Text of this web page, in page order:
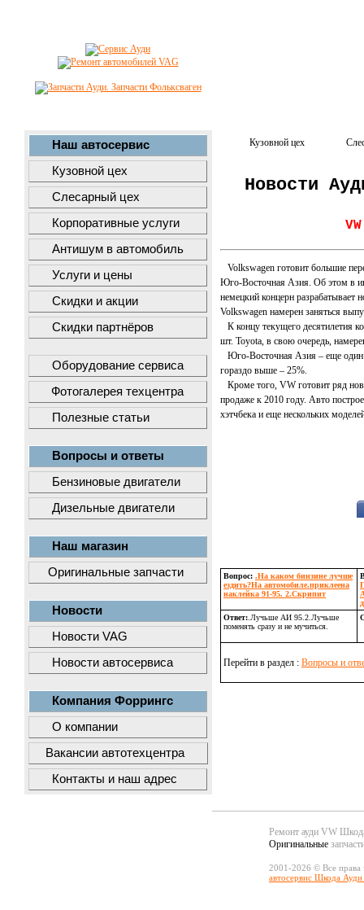
Наш автосервис
Кузовной цех
Слесарный цех
Корпоративные услуги
Антишум в автомобиль
Услуги и цены
Скидки и акции
Скидки партнёров
Оборудование сервиса
Фотогалерея техцентра
Полезные статьи
Вопросы и ответы
Бензиновые двигатели
Дизельные двигатели
Наш магазин
Оригинальные запчасти
Новости
Новости VAG
Новости автосервиса
Компания Форрингс
О компании
Вакансии автотехцентра
Контакты и наш адрес
Кузовной цех
Новости
Volkswagen готовит большие
Юго-Восточная Азия. Об этом в
немецкий концерн
Volkswagen намерен заняться
К концу текущего десятилетия
шт. Toyota, в свою очередь,
Юго-Восточная Азия – еще один
гораздо выше – 25%.
Кроме того, VW готовит ряд
продаже к 2010 году. Авто
хэтчбека и еще нескольких
Вопрос: .На каком бинзине лучше
ездить?На автомобиле.приклеена
наклейка 91-95. 2.Скрипит
Ответ:.Лучьше АИ 95.2.Лучьше
поменять сразу и не мучиться.
Перейти в раздел : Вопросы и
Ремонт ауди VW
Оригинальные
2001-2026 © Все
автосервис Шкода